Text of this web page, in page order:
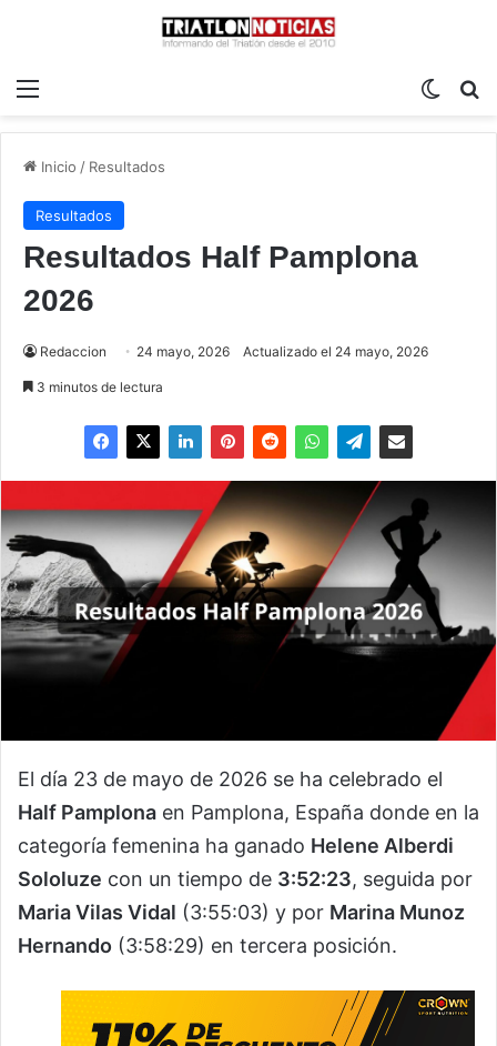
Inicio / Resultados
Resultados
Resultados Half Pamplona
2026
Redaccion 24 mayo, 2026 Actualizado el 24 mayo, 2026
3 minutos de lectura
El día 23 de mayo de 2026 se ha celebrado el
Half Pamplona en Pamplona, España donde en la
categoría femenina ha ganado Helene Alberdi
Sololuze con un tiempo de 3:52:23, seguida por
Maria Vilas Vidal (3:55:03) y por Marina Munoz
Hernando (3:58:29) en tercera posición.